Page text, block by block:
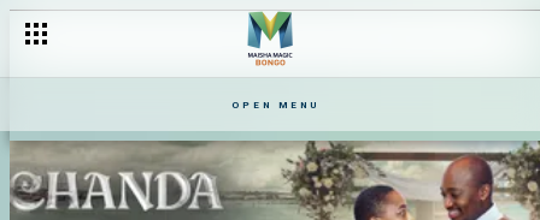
OPEN MENU